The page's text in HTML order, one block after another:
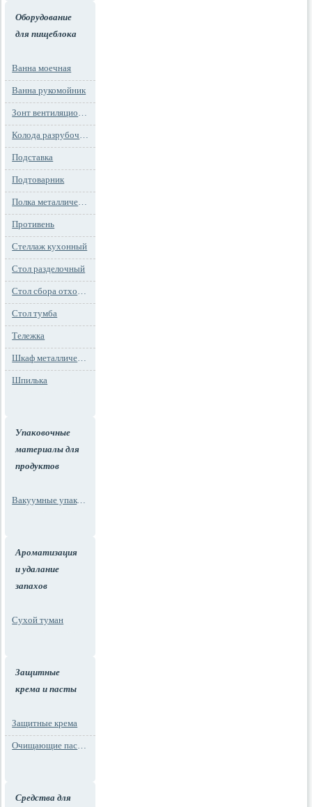
Оборудование
для пищеблока
Ванна моечная
Ванна рукомойник
Зонт вентиляционный
Колода разрубочная
Подставка
Подтоварник
Полка металлическая
Противень
Стеллаж кухонный
Стол разделочный
Стол сбора отходов
Стол тумба
Тележка
Шкаф металлический
Шпилька
Упаковочные
материалы для
продуктов
Вакуумные упаковки
Ароматизация
и удалание
запахов
Сухой туман
Защитные
крема и пасты
Защитные крема
Очищающие пасты для рук
Средства для